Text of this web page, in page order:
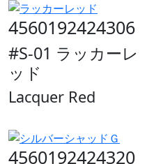
4560192424306
#S-01 ラッカーレ
ッド
Lacquer Red
4560192424320